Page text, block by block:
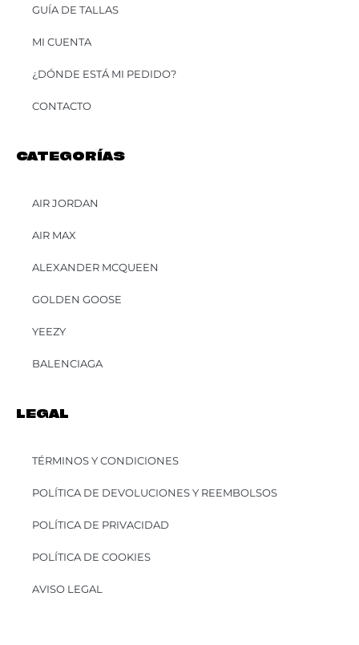
GUÍA DE TALLAS
MI CUENTA
¿DÓNDE ESTÁ MI PEDIDO?
CONTACTO
CATEGORÍAS
AIR JORDAN
AIR MAX
ALEXANDER MCQUEEN
GOLDEN GOOSE
YEEZY
BALENCIAGA
LEGAL
TÉRMINOS Y CONDICIONES
POLÍTICA DE DEVOLUCIONES Y REEMBOLSOS
POLÍTICA DE PRIVACIDAD
POLÍTICA DE COOKIES
AVISO LEGAL